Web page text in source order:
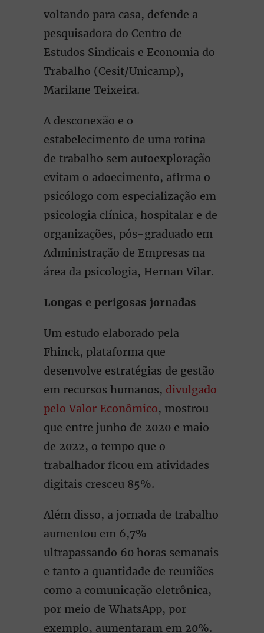
voltando para casa, defende a
pesquisadora do Centro de
Estudos Sindicais e Economia do
Trabalho (Cesit/Unicamp),
Marilane Teixeira.
A desconexão e o
estabelecimento de uma rotina
de trabalho sem autoexploração
evitam o adoecimento, afirma o
psicólogo com especialização em
psicologia clínica, hospitalar e de
organizações, pós-graduado em
Administração de Empresas na
área da psicologia, Hernan Vilar.
Longas e perigosas jornadas
Um estudo elaborado pela
Fhinck, plataforma que
desenvolve estratégias de gestão
em recursos humanos, divulgado
pelo Valor Econômico, mostrou
que entre junho de 2020 e maio
de 2022, o tempo que o
trabalhador ficou em atividades
digitais cresceu 85%.
Além disso, a jornada de trabalho
aumentou em 6,7%
ultrapassando 60 horas semanais
e tanto a quantidade de reuniões
como a comunicação eletrônica,
por meio de WhatsApp, por
exemplo, aumentaram em 20%.